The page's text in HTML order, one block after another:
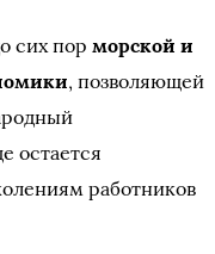
сих порморской и
, позволяющей
остается
работников